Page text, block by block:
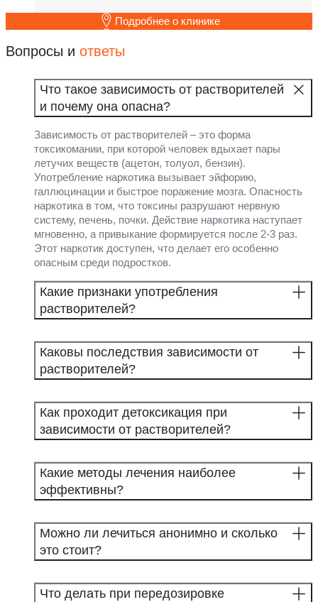
Подробнее о клинике
Вопросы и ответы
Что такое зависимость от растворителей
и почему она опасна?
Зависимость от растворителей – это форма
токсикомании, при которой человек вдыхает пары
летучих веществ (ацетон, толуол, бензин).
Употребление наркотика вызывает эйфорию,
галлюцинации и быстрое поражение мозга. Опасность
наркотика в том, что токсины разрушают нервную
систему, печень, почки. Действие наркотика наступает
мгновенно, а привыкание формируется после 2-3 раз.
Этот наркотик доступен, что делает его особенно
опасным среди подростков.
Какие признаки употребления
растворителей?
Каковы последствия зависимости от
растворителей?
Как проходит детоксикация при
зависимости от растворителей?
Какие методы лечения наиболее
эффективны?
Можно ли лечиться анонимно и сколько
это стоит?
Что делать при передозировке